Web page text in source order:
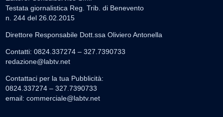
Testata giornalistica Reg. Trib. di Benevento
n. 244 del 26.02.2015
Direttore Responsabile Dott.ssa Oliviero Antonella
Contatti: 0824.337274 – 327.7390733
redazione@labtv.net
Contattaci per la tua Pubblicità:
0824.337274 – 327.7390733
email: commerciale@labtv.net